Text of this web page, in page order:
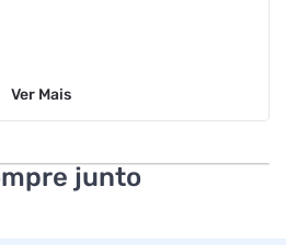
Ver Mais
junto